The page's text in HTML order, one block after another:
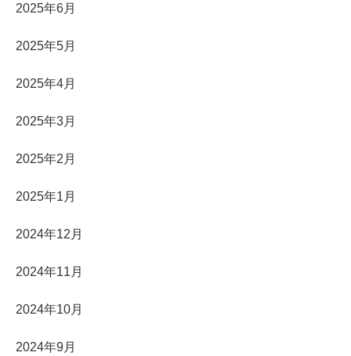
2025年6月
2025年5月
2025年4月
2025年3月
2025年2月
2025年1月
2024年12月
2024年11月
2024年10月
2024年9月